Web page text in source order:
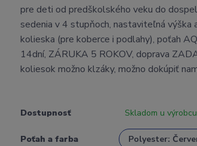
pre deti od predškolského veku do
sedenia v 4 stupňoch, nastaviteľná výška
kolieska (pre koberce i podlahy), poťah
14dní, ZÁRUKA 5 ROKOV, doprava
koliesok možno klzáky, možno dokúpiť
Dostupnosť Skladom u výrobcu
Poťah a farba